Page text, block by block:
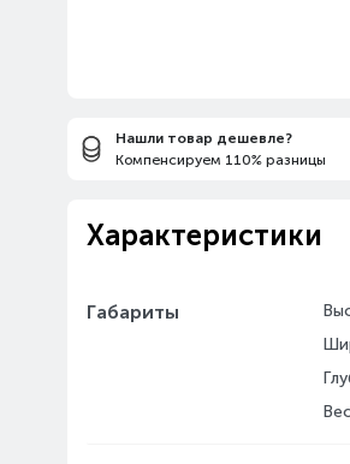
Нашли товар дешевле?
Компенсируем 110% разницы
Характеристики
Габариты